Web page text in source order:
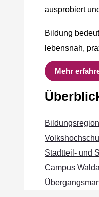
ausprobiert
Bildung
lebensnah,
Mehr
Stadtteil- und
Campus